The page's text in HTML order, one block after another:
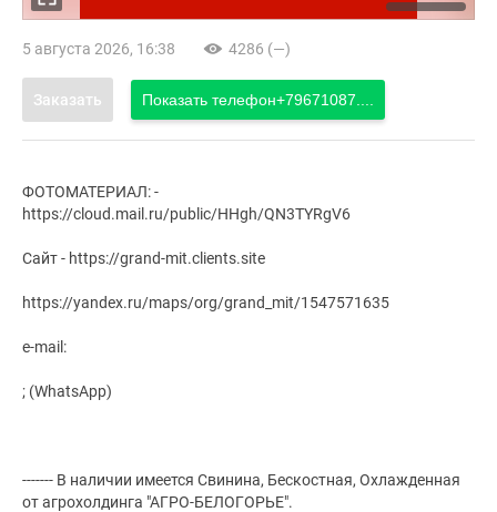
5 августа 2026, 16:38 4286 (—)
Заказать Показать телефон+79671087....
ФОТОМАТЕРИАЛ: -
https://cloud.mail.ru/public/HHgh/QN3TYRgV6
Сайт - https://grand-mit.clients.site
https://yandex.ru/maps/org/grand_mit/1547571635
e-mail:
; (WhatsApp)
------- В наличии имеется Свинина, Бескостная, Охлажденная
от агрохолдинга "АГРО-БЕЛОГОРЬЕ".